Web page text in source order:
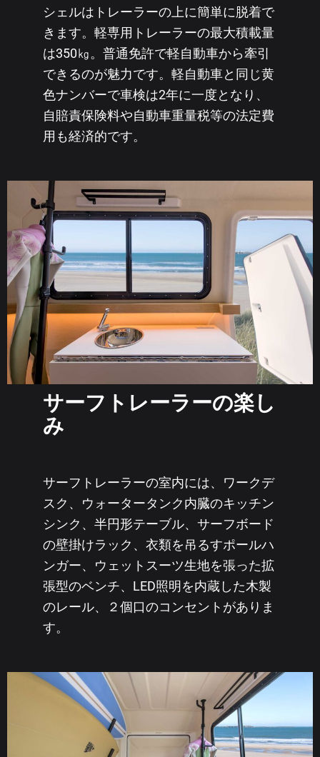
シェルはトレーラーの上に簡単に脱着で
きます。軽専用トレーラーの最大積載量
は350㎏。普通免許で軽自動車から牽引
できるのが魅力です。軽自動車と同じ黄
色ナンバーで車検は2年に一度となり、
自賠責保険料や自動車重量税等の法定費
用も経済的です。
サーフトレーラーの楽し
み
サーフトレーラーの室内には、ワークデ
スク、ウォータータンク内臓のキッチン
シンク、半円形テーブル、サーフボード
の壁掛けラック、衣類を吊るすポールハ
ンガー、ウェットスーツ生地を張った拡
張型のベンチ、LED照明を内蔵した木製
のレール、２個口のコンセントがありま
す。